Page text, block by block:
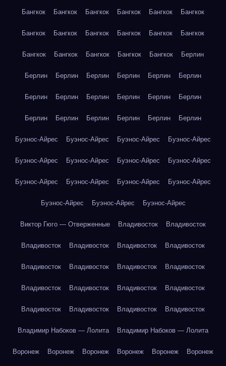
Бангкок Бангкок Бангкок Бангкок Бангкок Бангкок
Бангкок Бангкок Бангкок Бангкок Бангкок Бангкок
Бангкок Бангкок Бангкок Бангкок Бангкок Берлин
Берлин Берлин Берлин Берлин Берлин Берлин
Берлин Берлин Берлин Берлин Берлин Берлин
Берлин Берлин Берлин Берлин Берлин Берлин
Буэнос-Айрес Буэнос-Айрес Буэнос-Айрес Буэнос-Айрес
Буэнос-Айрес Буэнос-Айрес Буэнос-Айрес Буэнос-Айрес
Буэнос-Айрес Буэнос-Айрес Буэнос-Айрес Буэнос-Айрес
Буэнос-Айрес Буэнос-Айрес Буэнос-Айрес
Виктор Гюго — Отверженные Владивосток Владивосток
Владивосток Владивосток Владивосток Владивосток
Владивосток Владивосток Владивосток Владивосток
Владивосток Владивосток Владивосток Владивосток
Владивосток Владивосток Владивосток Владивосток
Владимир Набоков — Лолита Владимир Набоков — Лолита
Воронеж Воронеж Воронеж Воронеж Воронеж Воронеж